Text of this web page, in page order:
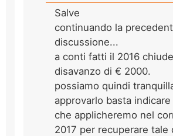
Salve
continuando la
discussione...
a conti fatti il 2016
disavanzo di € 2000.
possiamo quindi
approvarlo basta
che applicheremo nel
2017 per recuperare tale